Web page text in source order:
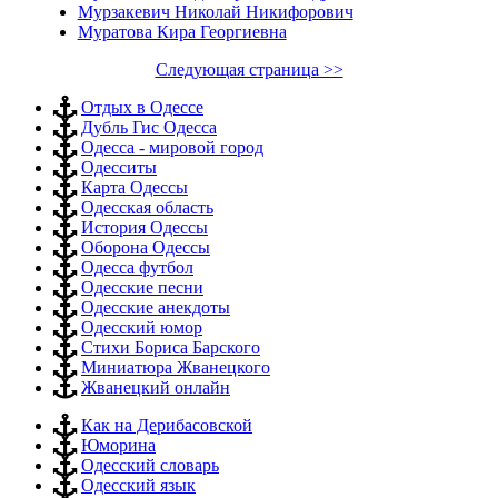
Мурзакевич Николай Никифорович
Муратова Кира Георгиевна
Следующая страница >>
Отдых в Одессе
Дубль Гис Одесса
Одесса - мировой город
Одесситы
Карта Одессы
Одесская область
История Одессы
Оборона Одессы
Одесса футбол
Одесские песни
Одесские анекдоты
Одесский юмор
Стихи Бориса Барского
Миниатюра Жванецкого
Жванецкий онлайн
Как на Дерибасовской
Юморина
Одесский словарь
Одесский язык